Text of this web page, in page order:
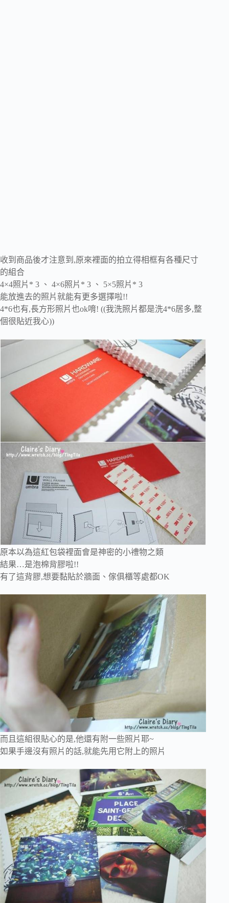
收到商品後才注意到,原來裡面的拍立得相框有各種尺寸
的組合
4×4照片* 3 、 4×6照片* 3 、 5×5照片* 3
能放進去的照片就能有更多選擇啦!!
4*6也有,長方形照片也ok唷! ((我洗照片都是洗4*6居多,整
個很貼近我心))
原本以為這紅包袋裡面會是神密的小禮物之類
結果…是泡棉背膠啦!!
有了這背膠,想要黏貼於牆面、傢俱櫃等處都OK
而且這組很貼心的是,他還有附一些照片耶~
如果手邊沒有照片的話,就能先用它附上的照片